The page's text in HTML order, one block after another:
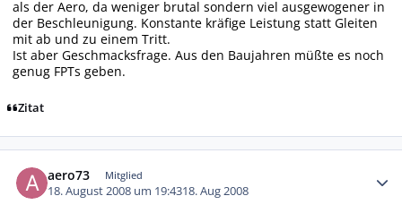
als der Aero, da weniger brutal sondern viel ausgewogener in
der Beschleunigung. Konstante kräfige Leistung statt Gleiten
mit ab und zu einem Tritt.
Ist aber Geschmacksfrage. Aus den Baujahren müßte es noch
genug FPTs geben.
Zitat
aero73 Mitglied
18. August 2008 um 19:4318. Aug 2008